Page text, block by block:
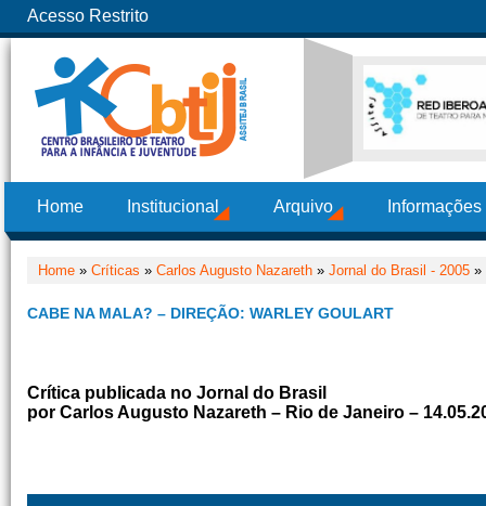
Acesso Restrito
Home Institucional Arquivo
Home » Críticas » Carlos Augusto Nazareth » Jornal do Brasil - 2005 »
CABE NA MALA? – DIREÇÃO: WARLEY GOULART
Crítica publicada no Jornal do Brasil
por Carlos Augusto Nazareth – Rio de Janeiro –